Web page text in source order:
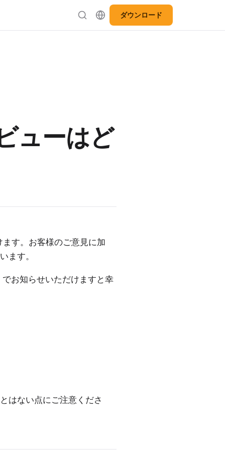
ダウンロード
ューはど
す。お客様のご意見に加
ます。
でお知らせいただけますと幸
はない点にご注意くださ